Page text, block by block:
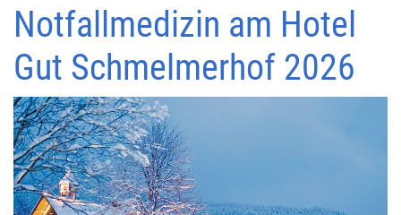
Notfallmedizin am Hotel
Gut Schmelmerhof 2026